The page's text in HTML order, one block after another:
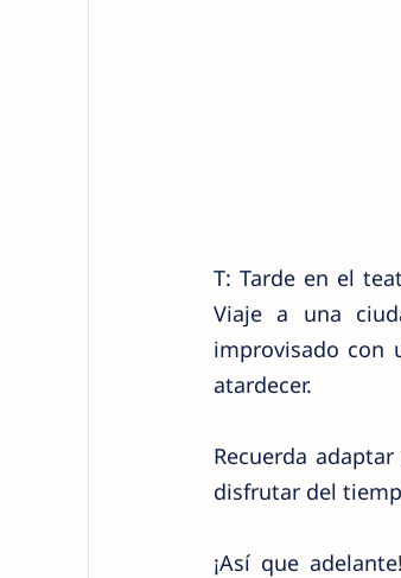
T: Tarde en el
Viaje a una
improvisado con
atardecer.
Recuerda
disfrutar del
¡Así que